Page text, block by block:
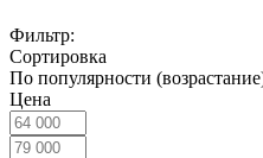
Фильтр:
Сортировка
По популярности
Цена